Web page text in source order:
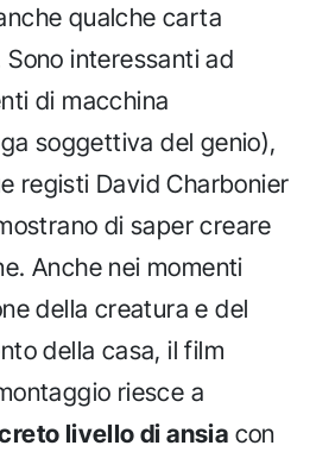
qualche carta
interessanti ad
di macchina
soggettiva del genio),
registi David Charbonier
di saper creare
Anche nei momenti
della creatura e del
della casa, il film
riesce a
livello di ansia con